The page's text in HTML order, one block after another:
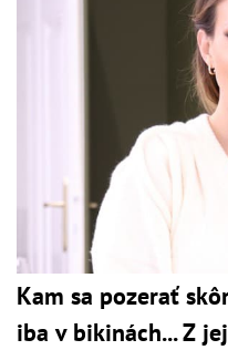
Kam sa pozerať
iba v bikinách... Z